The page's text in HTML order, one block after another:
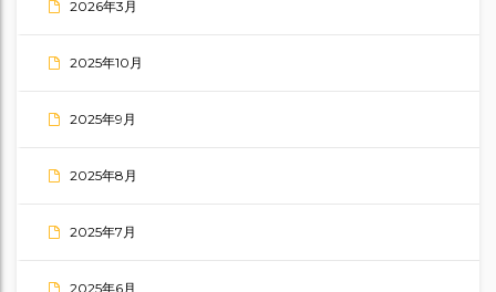
2026年3月
2025年10月
2025年9月
2025年8月
2025年7月
2025年6月